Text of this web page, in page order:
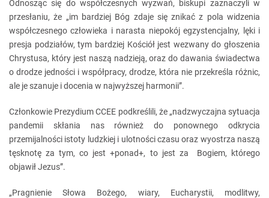
Odnosząc się do współczesnych wyzwań, biskupi zaznaczyli w
przesłaniu, że „im bardziej Bóg zdaje się znikać z pola widzenia
współczesnego człowieka i narasta niepokój egzystencjalny, lęki i
presja podziałów, tym bardziej Kościół jest wezwany do głoszenia
Chrystusa, który jest naszą nadzieją, oraz do dawania świadectwa
o drodze jedności i współpracy, drodze, która nie przekreśla różnic,
ale je szanuje i docenia w najwyższej harmonii”.
Członkowie Prezydium CCEE podkreślili, że „nadzwyczajna sytuacja
pandemii skłania nas również do ponownego odkrycia
przemijalności istoty ludzkiej i ulotności czasu oraz wyostrza naszą
tęsknotę za tym, co jest +ponad+, to jest za Bogiem, którego
objawił Jezus”.
„Pragnienie Słowa Bożego, wiary, Eucharystii, modlitwy,